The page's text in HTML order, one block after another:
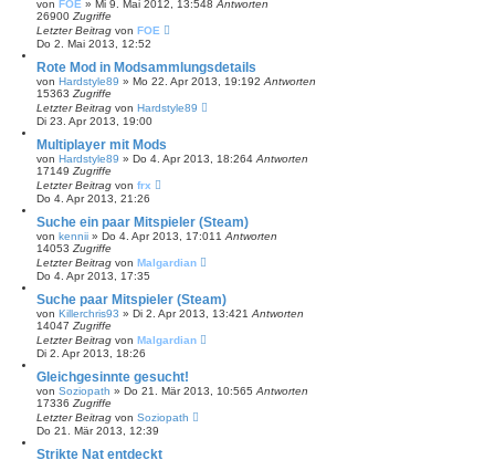
von FOE » Mi 9. Mai 2012, 13:548 Antworten
26900 Zugriffe
Letzter Beitrag von FOE
Do 2. Mai 2013, 12:52
Rote Mod in Modsammlungsdetails
von Hardstyle89 » Mo 22. Apr 2013, 19:192 Antworten
15363 Zugriffe
Letzter Beitrag von Hardstyle89
Di 23. Apr 2013, 19:00
Multiplayer mit Mods
von Hardstyle89 » Do 4. Apr 2013, 18:264 Antworten
17149 Zugriffe
Letzter Beitrag von frx
Do 4. Apr 2013, 21:26
Suche ein paar Mitspieler (Steam)
von kennii » Do 4. Apr 2013, 17:01 1 Antworten
14053 Zugriffe
Letzter Beitrag von Malgardian
Do 4. Apr 2013, 17:35
Suche paar Mitspieler (Steam)
von Killerchris93 » Di 2. Apr 2013, 13:421 Antworten
14047 Zugriffe
Letzter Beitrag von Malgardian
Di 2. Apr 2013, 18:26
Gleichgesinnte gesucht!
von Soziopath » Do 21. Mär 2013, 10:565 Antworten
17336 Zugriffe
Letzter Beitrag von Soziopath
Do 21. Mär 2013, 12:39
Strikte Nat entdeckt